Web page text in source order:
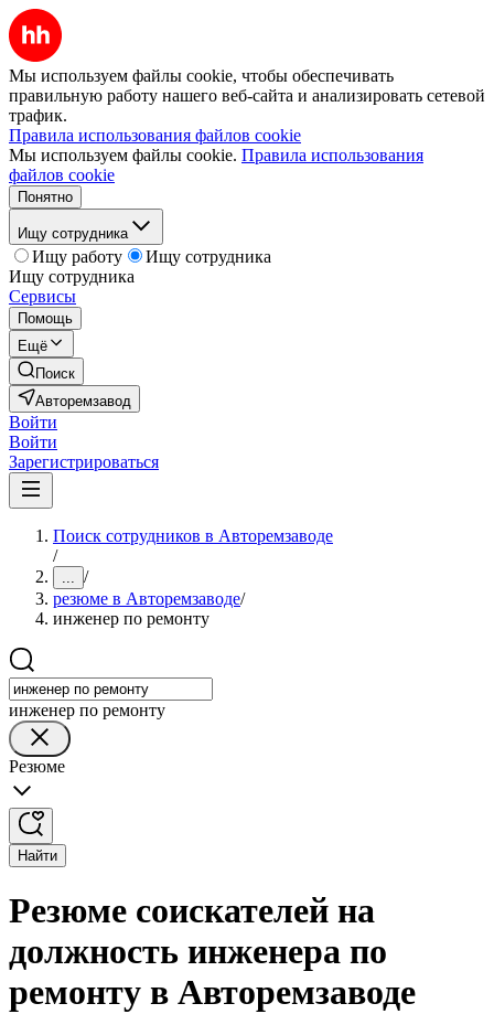
Мы используем файлы cookie, чтобы обеспечивать
правильную работу нашего веб-сайта и анализировать сетевой
трафик.
Правила использования файлов cookie
Мы используем файлы cookie. Правила использования
файлов cookie
Понятно
Ищу сотрудника
Ищу работу
Ищу сотрудника
Ищу сотрудника
Сервисы
Помощь
Ещё
Поиск
Авторемзавод
Войти
Войти
Зарегистрироваться
Поиск сотрудников в Авторемзаводе
/
... /
резюме в Авторемзаводе/
инженер по ремонту
инженер по ремонту
Резюме
Найти
Резюме соискателей на
должность инженера по
ремонту в Авторемзаводе